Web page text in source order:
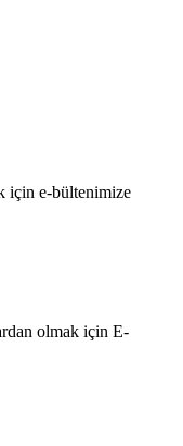
için e-bültenimize
olmak için E-